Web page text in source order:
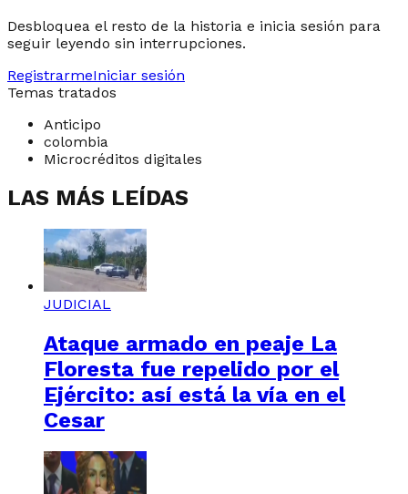
Desbloquea el resto de la historia e inicia sesión para
seguir leyendo sin interrupciones.
RegistrarmeIniciar sesión
Temas tratados
Anticipo
colombia
Microcréditos digitales
LAS MÁS LEÍDAS
JUDICIAL
Ataque armado en peaje La
Floresta fue repelido por el
Ejército: así está la vía en el
Cesar